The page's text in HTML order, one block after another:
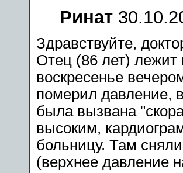
Ринат
Здравствуйте,
Отец (86 лет) лежит
воскресенье
померил давление,
была вызвана
высоким,
больницу. Там
(верхнее давление